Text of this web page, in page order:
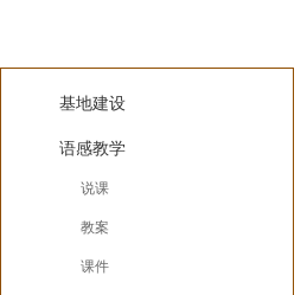
基地建设
语感教学
说课
教案
课件